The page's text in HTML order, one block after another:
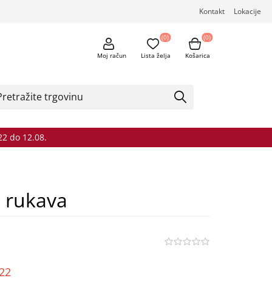
Kontakt Lokacije
Moj račun Lista želja
(0)
Košarica
(0)
do 12.08.